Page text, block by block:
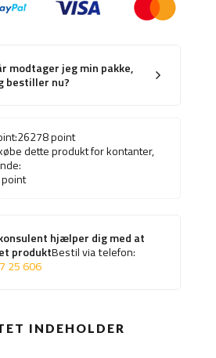
modtager jeg min pakke,
bestiller nu?
26278point
dette produkt for kontanter,
point
hjælper dig med at
produktBestil via telefon:
25 606
INDEHOLDER